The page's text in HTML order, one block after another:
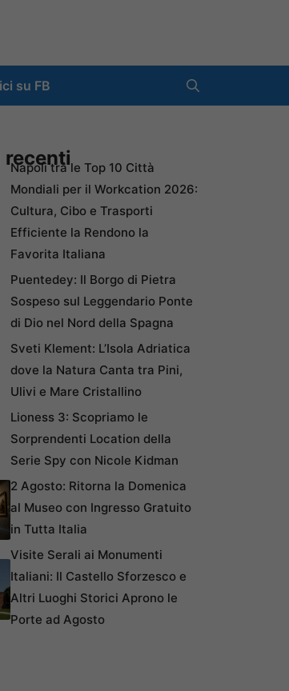
su FB
Napoli tra le Top 10 Città
Mondiali per il Workcation 2026:
Cultura, Cibo e Trasporti
Efficiente la Rendono la
Favorita Italiana
Puentedey: Il Borgo di Pietra
Sospeso sul Leggendario Ponte
di Dio nel Nord della Spagna
Sveti Klement: L’Isola Adriatica
dove la Natura Canta tra Pini,
Ulivi e Mare Cristallino
Lioness 3: Scopriamo le
Sorprendenti Location della
Serie Spy con Nicole Kidman
2 Agosto: Ritorna la Domenica
al Museo con Ingresso Gratuito
in Tutta Italia
Visite Serali ai Monumenti
Italiani: Il Castello Sforzesco e
Altri Luoghi Storici Aprono le
Porte ad Agosto